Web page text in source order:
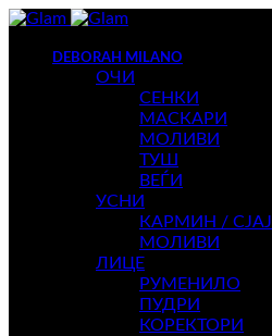
DEBORAH MILANO
ОЧИ
СЕНКИ
МАСКАРИ
МОЛИВИ
ТУШ
ВЕЃИ
УСНИ
КАРМИН / СЈАЈ
МОЛИВИ
ЛИЦЕ
РУМЕНИЛО
ПУДРИ
КОРЕКТОРИ